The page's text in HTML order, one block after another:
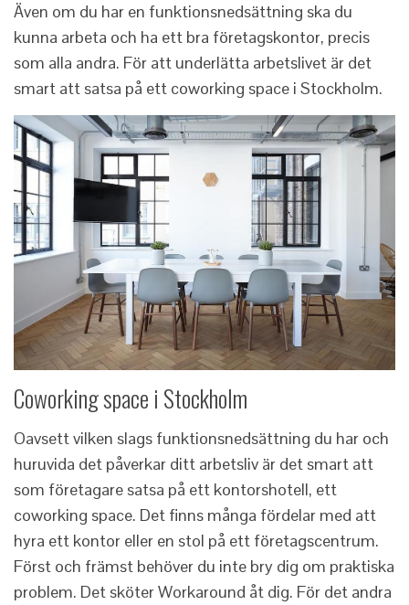
Även om du har en funktionsnedsättning ska du
kunna arbeta och ha ett bra företagskontor, precis
som alla andra. För att underlätta arbetslivet är det
smart att satsa på ett coworking space i Stockholm.
Coworking space i Stockholm
Oavsett vilken slags funktionsnedsättning du har och
huruvida det påverkar ditt arbetsliv är det smart att
som företagare satsa på ett kontorshotell, ett
coworking space. Det finns många fördelar med att
hyra ett kontor eller en stol på ett företagscentrum.
Först och främst behöver du inte bry dig om praktiska
problem. Det sköter Workaround åt dig. För det andra